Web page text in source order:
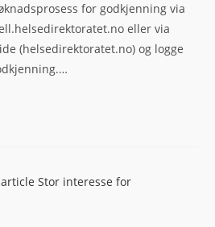
for godkjenning via
eller via
(helsedirektoratet.no) og logge